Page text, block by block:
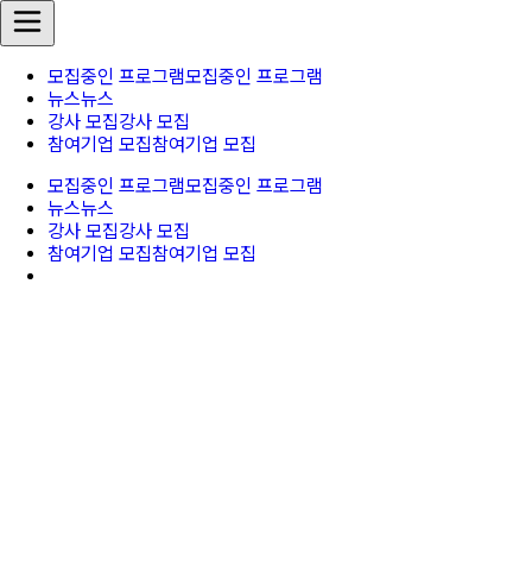
모집중인 프로그램모집중인 프로그램
뉴스뉴스
강사 모집강사 모집
참여기업 모집참여기업 모집
모집중인 프로그램모집중인 프로그램
뉴스뉴스
강사 모집강사 모집
참여기업 모집참여기업 모집